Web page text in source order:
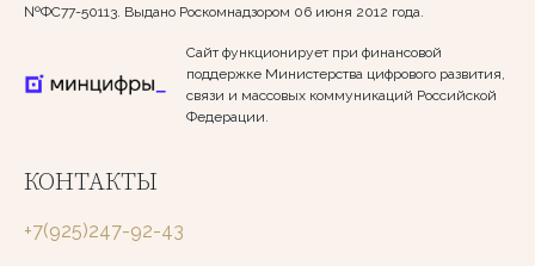
№ФС77-50113. Выдано Роскомнадзором 06 июня 2012 года.
Сайт функционирует при финансовой
поддержке Министерства цифрового развития,
связи и массовых коммуникаций Российской
Федерации.
КОНТАКТЫ
+7(925)247-92-43